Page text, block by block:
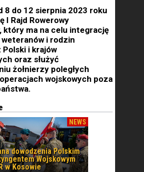
8 do 12 sierpnia 2023 roku
I Rajd Rowerowy
który ma na celu integrację
i rodzin
Polski i krajów
oraz służyć
żołnierzy poległych
wojskowych poza
NEWS
dowodzenia Polskim
Wojskowym
w Kosowie